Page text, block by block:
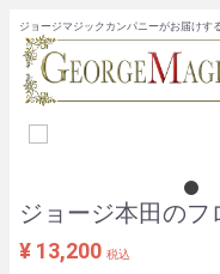
ジョージマジックカンパニーがお届けす
ジョージ本田の
¥ 13,200 税込